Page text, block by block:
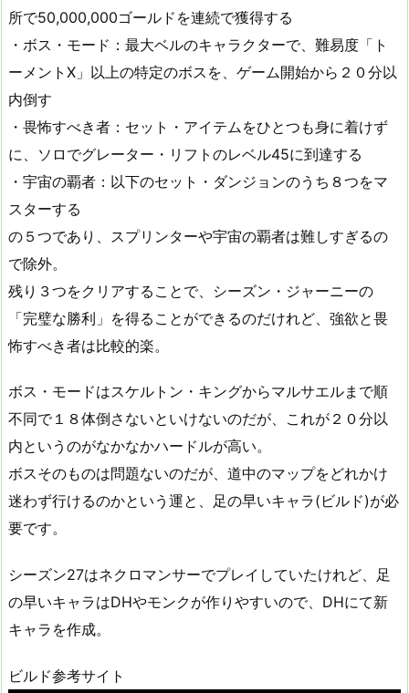
所で50,000,000ゴールドを連続で獲得する
・ボス・モード：最大ベルのキャラクターで、難易度「ト
ーメントX」以上の特定のボスを、ゲーム開始から２０分以
内倒す
・畏怖すべき者：セット・アイテムをひとつも身に着けず
に、ソロでグレーター・リフトのレベル45に到達する
・宇宙の覇者：以下のセット・ダンジョンのうち８つをマ
スターする
の５つであり、スプリンターや宇宙の覇者は難しすぎるの
で除外。
残り３つをクリアすることで、シーズン・ジャーニーの
「完璧な勝利」を得ることができるのだけれど、強欲と畏
怖すべき者は比較的楽。
ボス・モードはスケルトン・キングからマルサエルまで順
不同で１８体倒さないといけないのだが、これが２０分以
内というのがなかなかハードルが高い。
ボスそのものは問題ないのだが、道中のマップをどれかけ
迷わず行けるのかという運と、足の早いキャラ(ビルド)が必
要です。
シーズン27はネクロマンサーでプレイしていたけれど、足
の早いキャラはDHやモンクが作りやすいので、DHにて新
キャラを作成。
ビルド参考サイト